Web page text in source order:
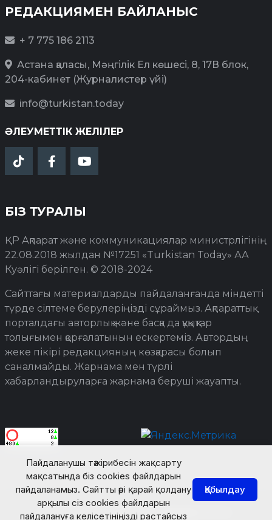
Пайдаланушы тәжірибесін жақсарту
мақсатында біз cookies файлдарын
пайдаланамыз. Сайтты әрі қарай қолдану
арқылы сіз cookies файлдарын
пайдалануға келісетініңізді растайсыз
Қабылдау
РЕДАКЦИЯМЕН БАЙЛАНЫС
+ 7 775 186 2113
Астана қаласы, Мәңгілік Ел көшесі, 8, 17В блок,
204-кабинет (Журналистер үйі)
info@turkistan.today
ӘЛЕУМЕТТІК ЖЕЛІЛЕР
БІЗ ТУРАЛЫ
ҚР Ақпарат және коммуникациялар министрлігінің
22.08.2018 жылдан №17251 «Turkistan Today» АА
Куәлігі берілген. © 2018-2024
Сайттағы материалдарды пайдаланғанда міндетті
түрде сілтеме берулеріңізді сұраймыз. Ақпараттық
порталдағы авторлық және басқа да құқықтар
толығымен қорғалатынын ескертеміз. Автордың
жеке пікірі редакцияның көзқарасы болып
саналмайды. Жарнама мен түрлі
хабарландыруларға жарнама беруші жауапты.
© Turkistan Today. Барлық құқық қорғалған.